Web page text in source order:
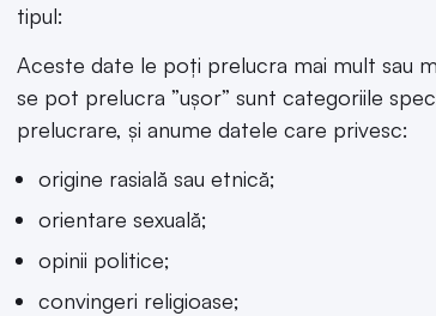
tipul:
Aceste date le poți prelucra mai mult sau
se pot prelucra ”ușor” sunt categoriile
prelucrare, și anume datele care privesc:
origine rasială sau etnică;
orientare sexuală;
opinii politice;
convingeri religioase;